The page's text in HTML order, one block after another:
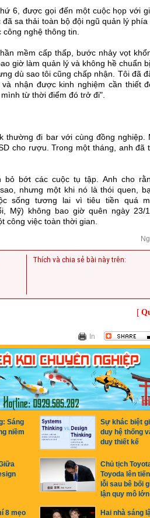
6, được gọi đến một cuộc họp với
sa thải toàn bộ đội ngũ quản lý phía
nghệ thông tin.
mềm cấp thấp, bước nhảy vọt
giờ làm quản lý và không hề chuẩn
dù sao tôi cũng chấp nhận. Tôi đã
nhận được kinh nghiệm cần thiết
từ thời điểm đó trở đi".
thường đi bar với cùng đồng nghiệp.
cho rượu. Trong một tháng, anh đã
bỏ bớt các cuộc tụ tập. Anh cho
nhưng một khi nó là thói quen,
sống tương lai vì tiêu tiền quá
Mỹ) không bao giờ quên ngày 23/
công việc toàn thời gian.
Thích và chia sẻ bài này trên:
[
In
Sáng
niềm
Sự khác biệt
duy hệ thống
duy thiết kế
Chủ tịch
Toyoda lên
lỗi sau bê bối
lận quy mô lớn
8 mẹo
Hai nhà sáng